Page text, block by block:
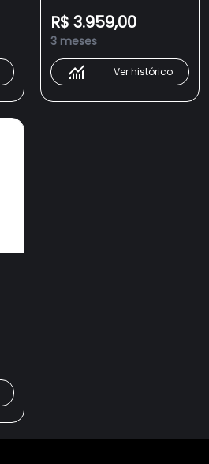
R$ 3.959,00
3 meses
Ver histórico